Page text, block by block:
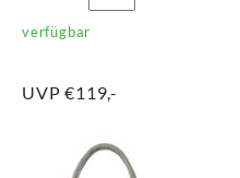
verfügbar
UVP €119,-